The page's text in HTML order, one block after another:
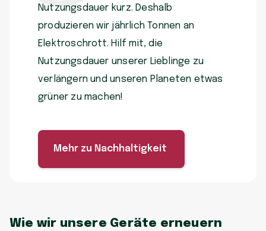
Nutzungsdauer kurz. Deshalb
produzieren wir jährlich Tonnen an
Elektroschrott. Hilf mit, die
Nutzungsdauer unserer Lieblinge zu
verlängern und unseren Planeten etwas
grüner zu machen!
Mehr zu Nachhaltigkeit
Wie wir unsere Geräte erneuern